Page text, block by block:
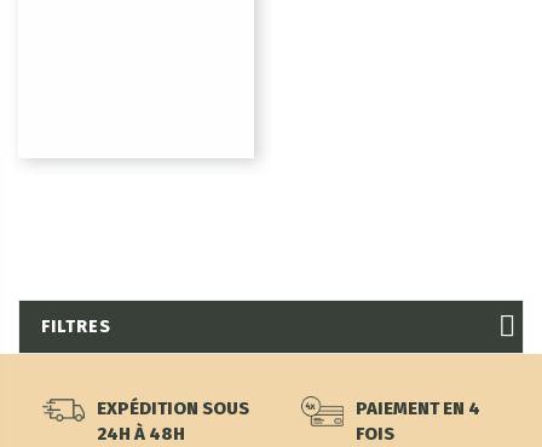
FILTRES
EXPÉDITION SOUS
24H À 48H
PAIEMENT EN 4
FOIS